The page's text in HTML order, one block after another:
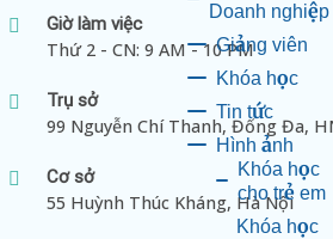
Giờ làm việc
Thứ 2 - CN: 9 AM - 10 PM
Trụ sở
99 Nguyễn Chí Thanh, Đống Đa,
Cơ sở
55 Huỳnh Thúc Kháng, Hà Nội
Doanh nghiệp
Giảng viên
Khóa học
Tin tức
Hình ảnh
Khóa học
cho trẻ em
Khóa học